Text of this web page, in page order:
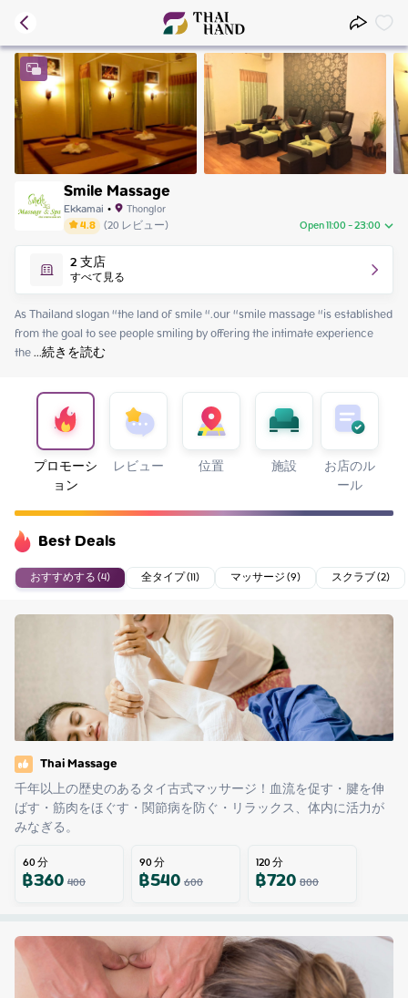
Smile Massage
Ekkamai • Thonglor
4.8 (20 レビュー) Open 11:00 - 23:00
Sunday 11:00 - 23:00
Monday 11:00 - 23:00
Tuesday 11:00 - 23:00
Wednesday 11:00 - 23:00
Thursday 11:00 - 23:00
Friday
2支店
すべて見る
As Thailand slogan “the land of smile “.our “smile massage “is established
from the goal to see people smiling by offering the intimate experience
the ...続きを読む
プロモーシ
ョン
レビュー 位置 施設 お店のル
ール
Best Deals
おすすめする (4) 全タイプ (11) マッサージ (9) スクラブ (2)
Thai Massage
千年以上の歴史のあるタイ古式マッサージ！血流を促す・腱を伸
ばす・筋肉をほぐす・関節病を防ぐ・リラックス、体内に活力が
みなぎる。
60分
฿360400
90分
฿540600
120分
฿720800